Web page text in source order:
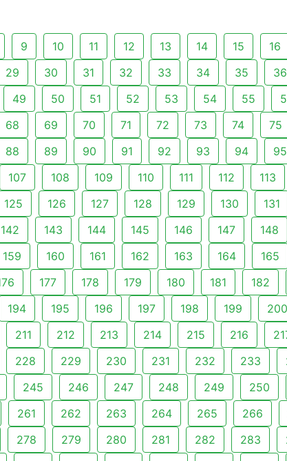
9 10 11 12 13 14 15 16
29 30 31 32 33 34 35 36
49 50 51 52 53 54 55
68 69 70 71 72 73 74 75
88 89 90 91 92 93 94 95
107 108 109 110 111 112 113
125 126 127 128 129 130 131
142 143 144 145 146 147 148
159 160 161 162 163 164 165
177 178 179 180 181 182
194 195 196 197 198 199 200
211 212 213 214 215 216
228 229 230 231 232 233
245 246 247 248 249 250
261 262 263 264 265 266
278 279 280 281 282 283